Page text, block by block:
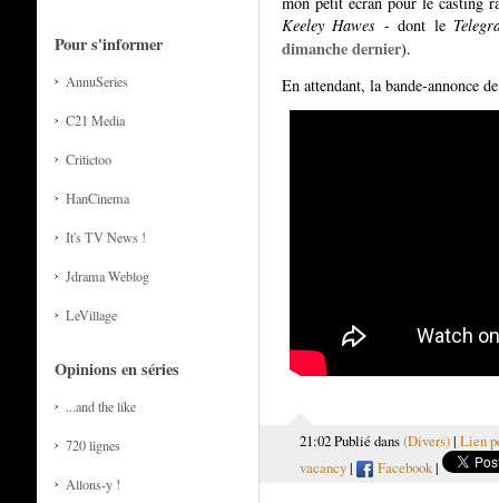
Pour s'informer
AnnuSeries
C21 Media
Critictoo
HanCinema
It's TV News !
Jdrama Weblog
LeVillage
Opinions en séries
...and the like
720 lignes
Allons-y !
Keeley Hawes - dont le
dimanche dernier).
En attendant, la bande-annonce
21:02 Publié dans(Divers)| Lien
vacancy| Facebook|